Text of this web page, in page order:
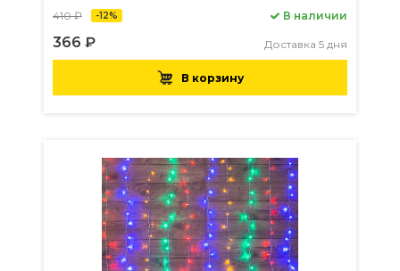
410 ₽ -12%
366 ₽
В наличии
Доставка 5 дня
В корзину